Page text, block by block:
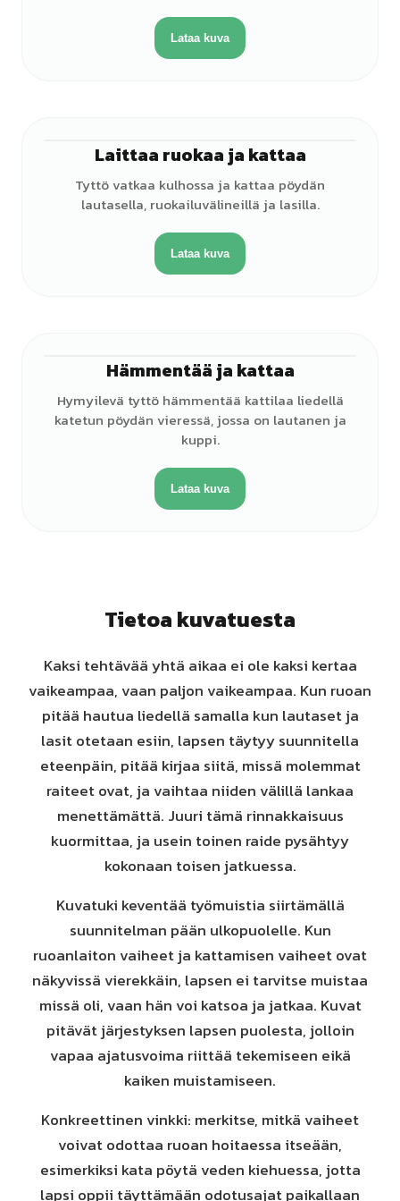
Lataa kuva
Laittaa ruokaa ja kattaa
Tyttö vatkaa kulhossa ja kattaa pöydän
lautasella, ruokailuvälineillä ja lasilla.
Lataa kuva
Hämmentää ja kattaa
Hymyilevä tyttö hämmentää kattilaa liedellä
katetun pöydän vieressä, jossa on lautanen ja
kuppi.
Lataa kuva
Tietoa kuvatuesta
Kaksi tehtävää yhtä aikaa ei ole kaksi kertaa
vaikeampaa, vaan paljon vaikeampaa. Kun ruoan
pitää hautua liedellä samalla kun lautaset ja
lasit otetaan esiin, lapsen täytyy suunnitella
eteenpäin, pitää kirjaa siitä, missä molemmat
raiteet ovat, ja vaihtaa niiden välillä lankaa
menettämättä. Juuri tämä rinnakkaisuus
kuormittaa, ja usein toinen raide pysähtyy
kokonaan toisen jatkuessa.
Kuvatuki keventää työmuistia siirtämällä
suunnitelman pään ulkopuolelle. Kun
ruoanlaiton vaiheet ja kattamisen vaiheet ovat
näkyvissä vierekkäin, lapsen ei tarvitse muistaa
missä oli, vaan hän voi katsoa ja jatkaa. Kuvat
pitävät järjestyksen lapsen puolesta, jolloin
vapaa ajatusvoima riittää tekemiseen eikä
kaiken muistamiseen.
Konkreettinen vinkki: merkitse, mitkä vaiheet
voivat odottaa ruoan hoitaessa itseään,
esimerkiksi kata pöytä veden kiehuessa, jotta
lapsi oppii täyttämään odotusajat paikallaan